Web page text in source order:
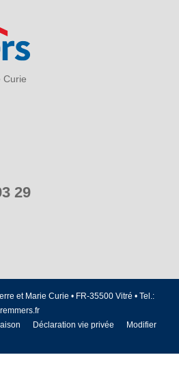
Curie
29
et Marie Curie • FR-35500 Vitré • Tel.:
Déclaration vie privée
Modifier